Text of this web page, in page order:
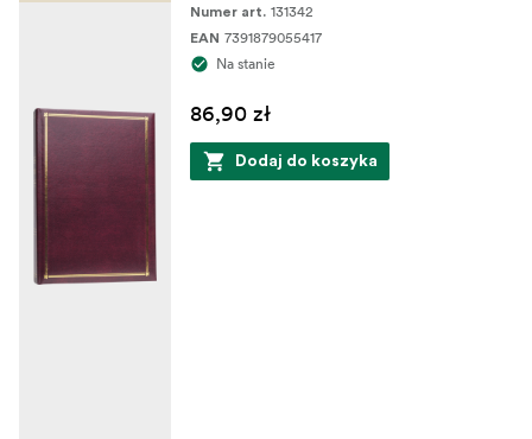
Numer art. 131342
EAN 7391879055417
Na stanie
86,90 zł
Dodaj do koszyka